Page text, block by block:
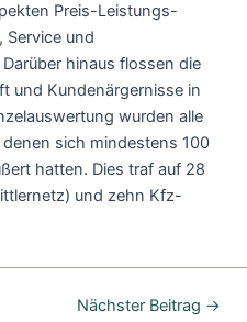
Preis-Leistungs-
Service und
hinaus flossen die
und Kundenärgernisse in
wurden alle
sich mindestens 100
hatten. Dies traf auf 28
und zehn Kfz-
Nächster Beitrag →